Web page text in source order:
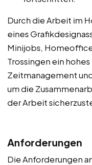
Durch die Arbeit im
eines
Minijobs,
Trossingen ein
Zeitmanagement
um die
der Arbeit
Anforderungen
Die Anforderungen